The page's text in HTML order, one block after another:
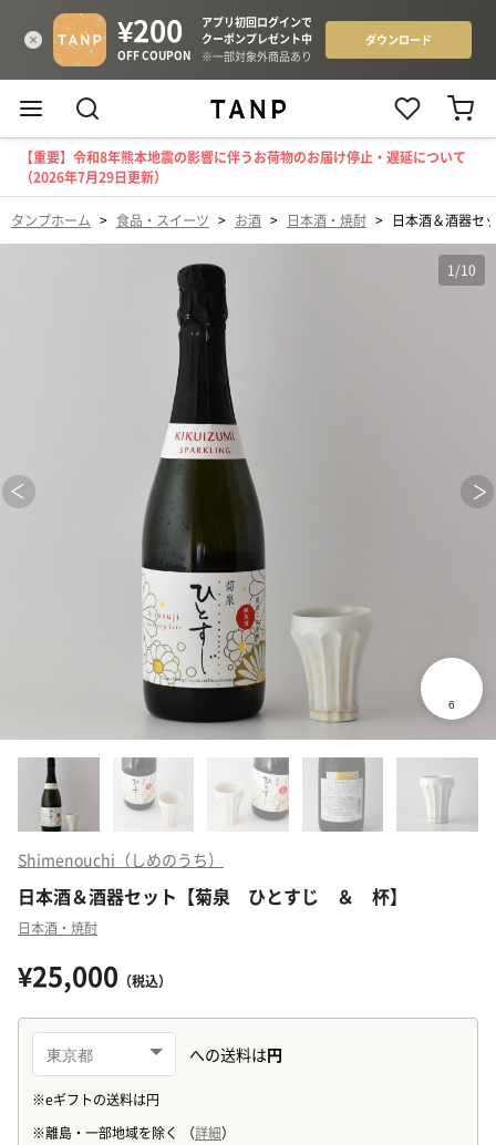
【重要】令和8年熊本地震の影響に伴うお荷物のお届け停止・遅延について
（2026年7月29日更新）
タンプホーム > 食品・スイーツ > お酒 > 日本酒・焼酎 > 日本酒＆酒器
1 /10
Shimenouchi（しめのうち）
日本酒＆酒器セット【菊泉 ひとすじ ＆ 杯】
日本酒・焼酎
¥25,000 （税込）